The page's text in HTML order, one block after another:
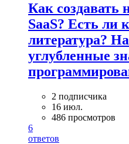
Как создавать
SaaS? Есть ли
литература?
углубленные
2 подписчика
16 июл.
486 просмотров
6
ответов